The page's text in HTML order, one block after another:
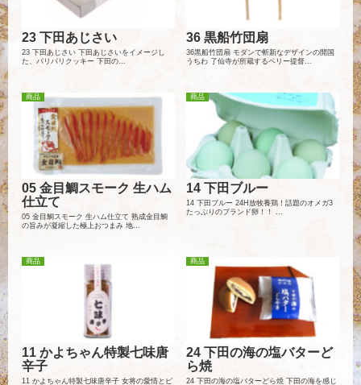
23 下田あじさい
23 下田あじさい 下田あじさいをイメージし
た、パリパリクッキー 下田の...
36 黒船竹団扇
36黒船竹団扇 モダンで斬新なデザインの開国
うちわ 了仙寺が所蔵するペリー提督...
商品
05 金目鯛スモーク 生ハム
仕立て
05 金目鯛スモーク 生ハム仕立て 熟成金目鯛
の旨みが凝縮した極上おつまみ 地...
商品
14 下田ブルー
14 下田ブルー 24H放牧養鶏！話題のオメガ3
たっぷりのブランド卵！！ ...
商品
11 かよちゃん特製七味唐
辛子
11 かよちゃん特製七味唐辛子 女将の愛情とピ
商品
24 下田の海の塩バターど
ら焼
24 下田の海の塩バターどら焼 下田の海を感じ